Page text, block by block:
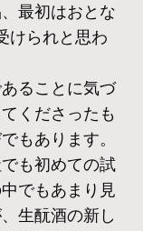
最初はおとな
けられと思わ
ることに気づ
くださったも
もあります。
も初めての試
でもあまり見
生酛酒の新し